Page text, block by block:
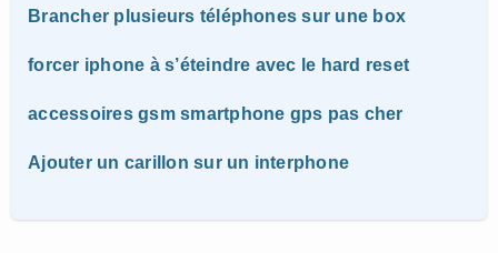
Brancher plusieurs téléphones sur une box
forcer iphone à s’éteindre avec le hard reset
accessoires gsm smartphone gps pas cher
Ajouter un carillon sur un interphone